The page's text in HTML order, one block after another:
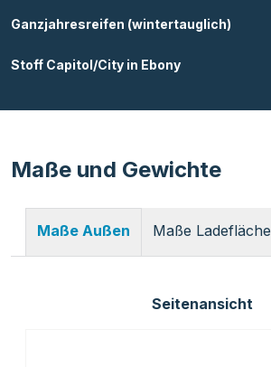
Ganzjahresreifen (wintertauglich)
Stoff Capitol/City in Ebony
Maße und Gewichte
Maße Außen Maße Ladefläche
Seitenansicht